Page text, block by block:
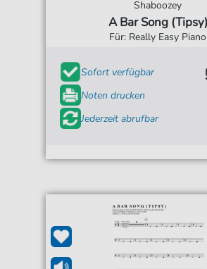
Shaboozey
A Bar Song (Tipsy)
Für: Really Easy Piano
Sofort verfügbar
Noten drucken
Jederzeit abrufbar